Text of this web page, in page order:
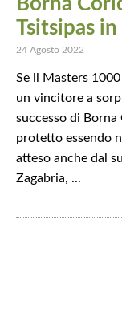
Tsitsipas
24 Agosto 2022
Se il Masters
un vincitore a
successo di
protetto essendo
atteso anche dal
Zagabria, ...